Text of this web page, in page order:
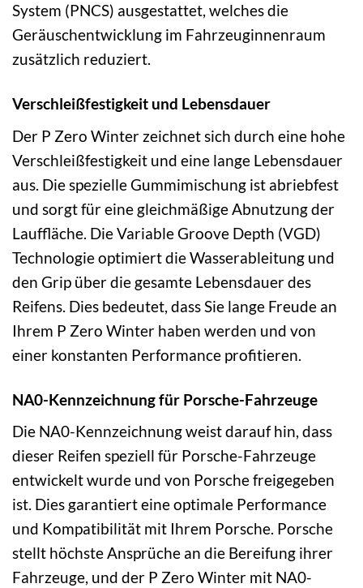
System (PNCS) ausgestattet, welches die
Geräuschentwicklung im Fahrzeuginnenraum
zusätzlich reduziert.
Verschleißfestigkeit und Lebensdauer
Der P Zero Winter zeichnet sich durch eine hohe
Verschleißfestigkeit und eine lange Lebensdauer
aus. Die spezielle Gummimischung ist abriebfest
und sorgt für eine gleichmäßige Abnutzung der
Lauffläche. Die Variable Groove Depth (VGD)
Technologie optimiert die Wasserableitung und
den Grip über die gesamte Lebensdauer des
Reifens. Dies bedeutet, dass Sie lange Freude an
Ihrem P Zero Winter haben werden und von
einer konstanten Performance profitieren.
NA0-Kennzeichnung für Porsche-Fahrzeuge
Die NA0-Kennzeichnung weist darauf hin, dass
dieser Reifen speziell für Porsche-Fahrzeuge
entwickelt wurde und von Porsche freigegeben
ist. Dies garantiert eine optimale Performance
und Kompatibilität mit Ihrem Porsche. Porsche
stellt höchste Ansprüche an die Bereifung ihrer
Fahrzeuge, und der P Zero Winter mit NA0-